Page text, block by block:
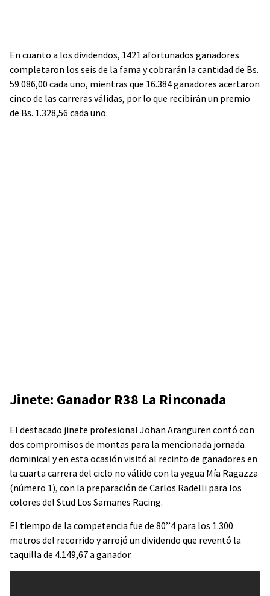
En cuanto a los dividendos, 1421 afortunados ganadores
completaron los seis de la fama y cobrarán la cantidad de Bs.
59.086,00 cada uno, mientras que 16.384 ganadores acertaron
cinco de las carreras válidas, por lo que recibirán un premio
de Bs. 1.328,56 cada uno.
Jinete: Ganador R38 La Rinconada
El destacado jinete profesional Johan Aranguren contó con
dos compromisos de montas para la mencionada jornada
dominical y en esta ocasión visitó al recinto de ganadores en
la cuarta carrera del ciclo no válido con la yegua Mía Ragazza
(número 1), con la preparación de Carlos Radelli para los
colores del Stud Los Samanes Racing.
El tiempo de la competencia fue de 80’’4 para los 1.300
metros del recorrido y arrojó un dividendo que reventó la
taquilla de 4.149,67 a ganador.